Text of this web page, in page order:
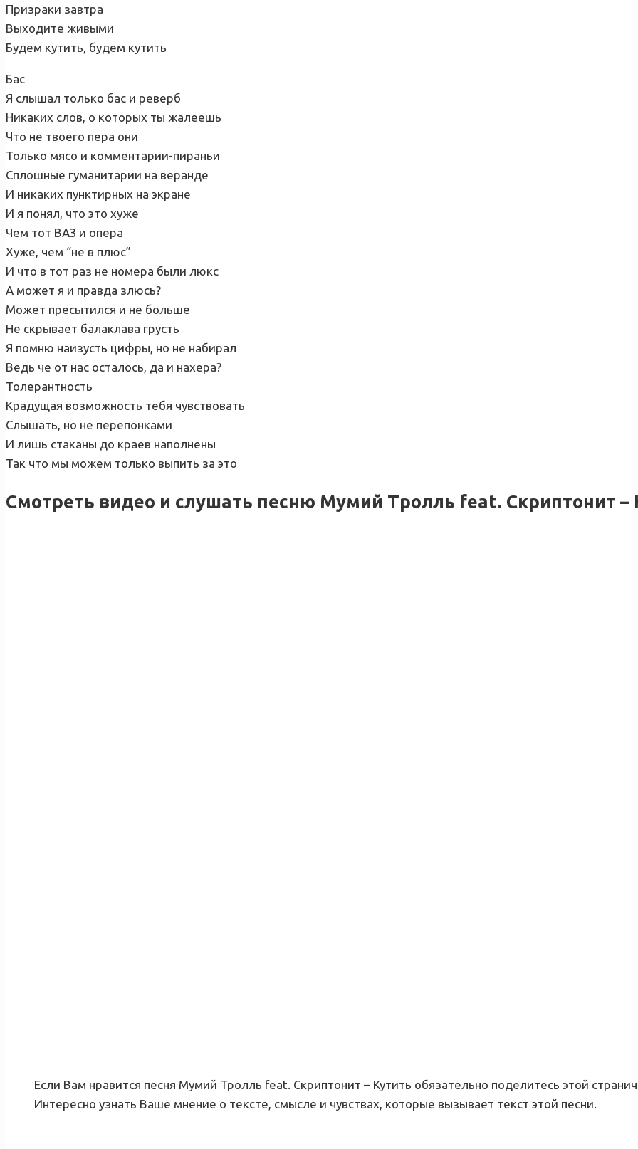
Призраки завтра
Выходите живыми
Будем кутить, будем кутить
Бас
Я слышал только бас и реверб
Никаких слов, о которых ты жалеешь
Что не твоего пера они
Только мясо и комментарии-пираньи
Сплошные гуманитарии на веранде
И никаких пунктирных на экране
И я понял, что это хуже
Чем тот ВАЗ и опера
Хуже, чем “не в плюс”
И что в тот раз не номера были люкс
А может я и правда злюсь?
Может пресытился и не больше
Не скрывает балаклава грусть
Я помню наизусть цифры, но не набирал
Ведь че от нас осталось, да и нахера?
Толерантность
Крадущая возможность тебя чувствовать
Слышать, но не перепонками
И лишь стаканы до краев наполнены
Так что мы можем только выпить за это
Смотреть видео и слушать песню Мумий Тролль feat. Скриптонит –
Если Вам нравится песня Мумий Тролль feat. Скриптонит – Кутить обязательно поделитесь этой
Интересно узнать Ваше мнение о тексте, смысле и чувствах, которые вызывает текст этой песни.